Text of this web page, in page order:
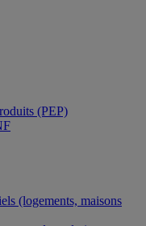
(PEP)
(logements, maisons